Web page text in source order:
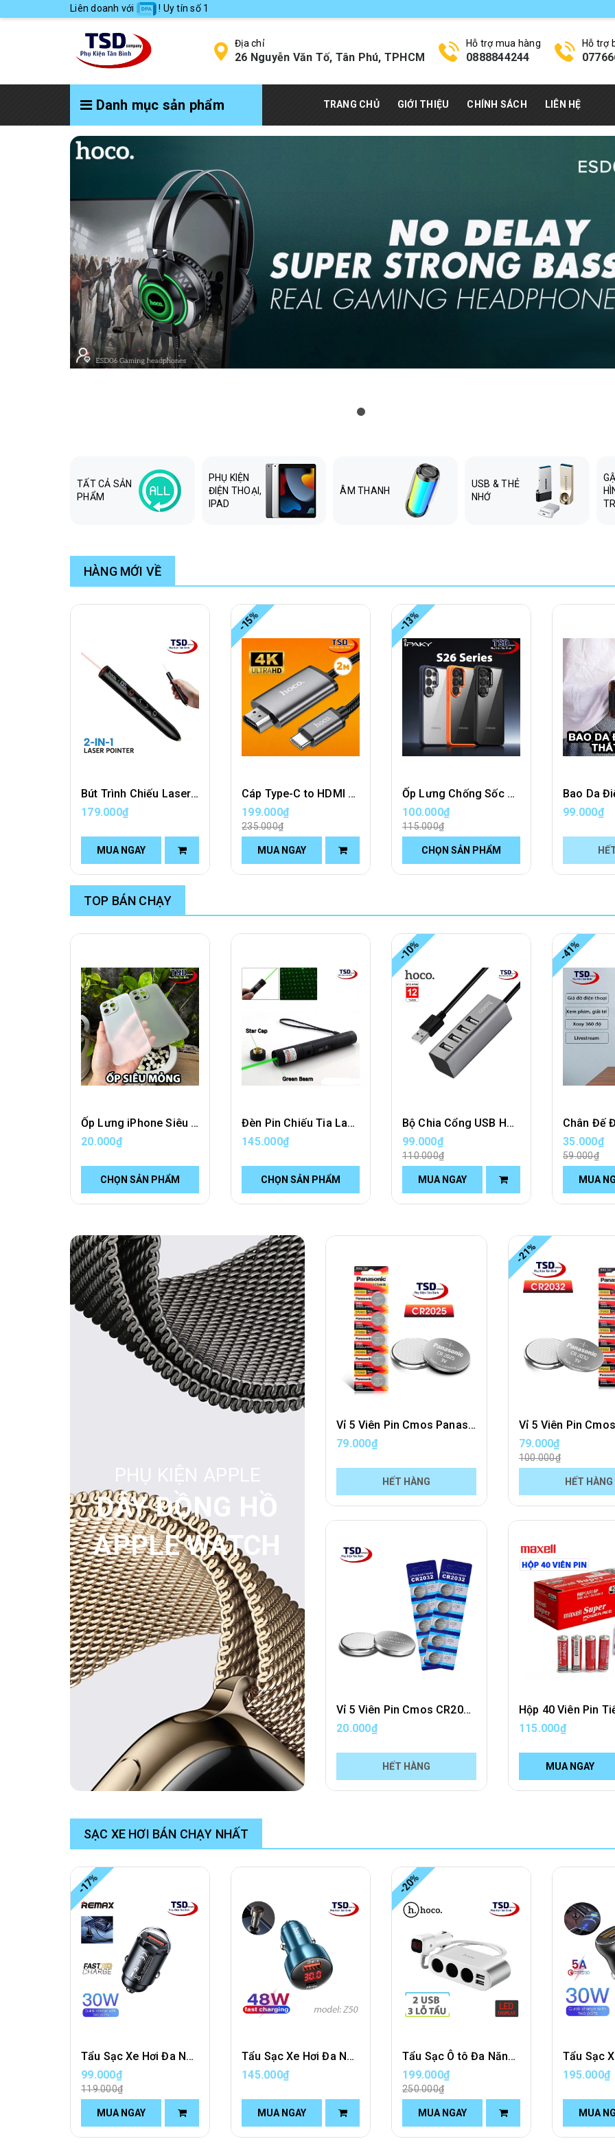
Liên doanh với ! Uy tín số 1
Địa chỉ
26 Nguyễn Văn Tố, Tân Phú, TPHCM
Hỗ trợ mua hàng
0888844244
Hỗ trợ
Danh mục sản phẩm TRANG CHỦ GIỚI THIỆU CHÍNH SÁCH LIÊN HỆ
TẤT CẢ SẢN
PHẨM
PHỤ KIỆN
ĐIỆN THOẠI,
IPAD
ÂM THANH
USB & THẺ
NHỚ
HÀNG MỚI VỀ
Bút Trình Chiếu Laser 2 in 1 Hoco GM203 Wireless Presenter Chính Hãng
179.000₫
MUA NGAY
-15%
Cáp Type-C to HDMI 4K Hoco UA27 Chính Hãng Dài 2 Mét
199.000₫
235.000₫
MUA NGAY
-13%
Ốp Lưng Chống Sốc Cao Cấp iPaky Cho Samsung S26 / S26 PLUS / S26 ULTRA Chính Hãng
100.000₫
115.000₫
CHỌN SẢN PHẨM
99.000₫
TOP BÁN CHẠY
Ốp Lưng iPhone Siêu Mỏng Trong Nhám UniBody
20.000₫
CHỌN SẢN PHẨM
Đèn Pin Chiếu Tia Laser 303 Cao Cấp
145.000₫
CHỌN SẢN PHẨM
-10%
Bộ Chia Cổng USB Hoco HB1 Chính Hãng
99.000₫
110.000₫
MUA NGAY
-41%
35.000₫
59.000₫
MUA
DÂY ĐỒNG HỒ
APPLE WATCH
Vỉ 5 Viên Pin Cmos Panasonic CR2025 Lithium 3V Chính Hãng
79.000₫
HẾT HÀNG
-21%
79.000₫
100.000₫
HẾT HÀNG
Vỉ 5 Viên Pin Cmos CR2032 Giá Rẻ Nguyên Seal Hãng
20.000₫
HẾT HÀNG
115.000₫
MUA NGAY
SẠC XE HƠI BÁN CHẠY NHẤT
-17%
Tẩu Sạc Xe Hơi Đa Năng Remax RCC359 Chính Hãng ( Sạc Nhanh PD 30W, QC3.0 )
99.000₫
119.000₫
MUA NGAY
Tẩu Sạc Xe Hơi Đa Năng Sạc Nhanh Hoco Z50 Chính Hãng
145.000₫
MUA NGAY
-20%
Tẩu Sạc Ô tô Đa Năng Chia Tẩu Hoco Z13 Chính Hãng
199.000₫
250.000₫
MUA NGAY
195.000₫
MUA